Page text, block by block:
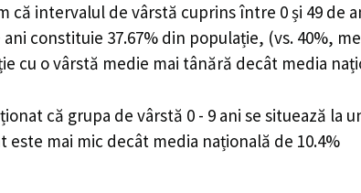
că intervalul de vârstă cuprins între 0 și 49 de
constituie 37.67% din populație, (vs. 40%,
cu o vârstă medie mai tânără decât media
că grupa de vârstă 0 - 9 ani se situează
mai mic decât media națională de 10.4%